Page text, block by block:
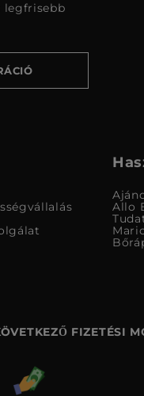
legfrisebb
Allo
FIZETÉSI